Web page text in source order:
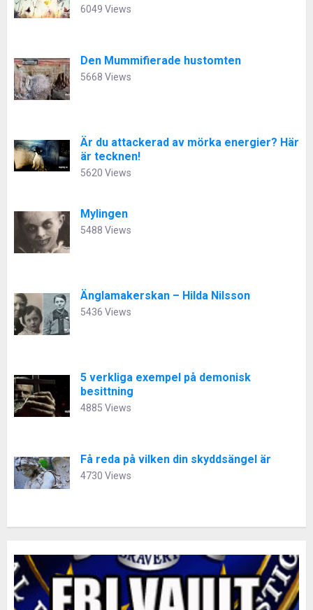
6049 Views
Den Mummifierade hustomten
5668 Views
Är du attackerad av mörka energier? Här
är tecknen!
5620 Views
Mylingen
5488 Views
Änglamakerskan – Hilda Nilsson
5436 Views
5 verkliga exempel på demonisk
besittning
4885 Views
Få reda på vilken din skyddsängel är
4730 Views